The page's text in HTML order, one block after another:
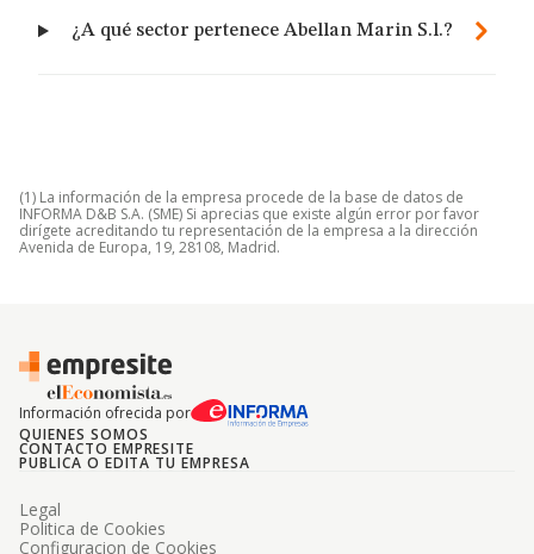
¿A qué sector pertenece Abellan Marin S.l.?
(1) La información de la empresa procede de la base de datos de
INFORMA D&B S.A. (SME) Si aprecias que existe algún error por favor
dirígete acreditando tu representación de la empresa a la dirección
Avenida de Europa, 19, 28108, Madrid.
Información ofrecida por
QUIENES SOMOS
CONTACTO EMPRESITE
PUBLICA O EDITA TU EMPRESA
Legal
Politica de Cookies
Configuracion de Cookies